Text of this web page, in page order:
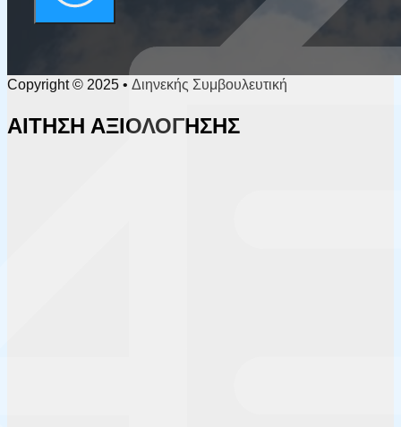
Copyright © 2025 • Διηνεκής Συμβουλευτική
ΑΙΤΗΣΗ ΑΞΙΟΛΟΓΗΣΗΣ